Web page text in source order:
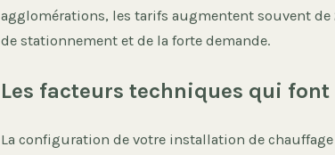
agglomérations, les tarifs augmentent souvent de
de stationnement et de la forte demande.
Les facteurs techniques qui
La configuration de votre installation de